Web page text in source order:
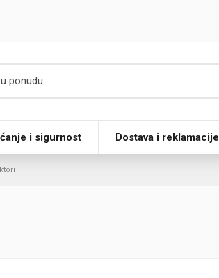
i sigurnost Dostava i reklamacije